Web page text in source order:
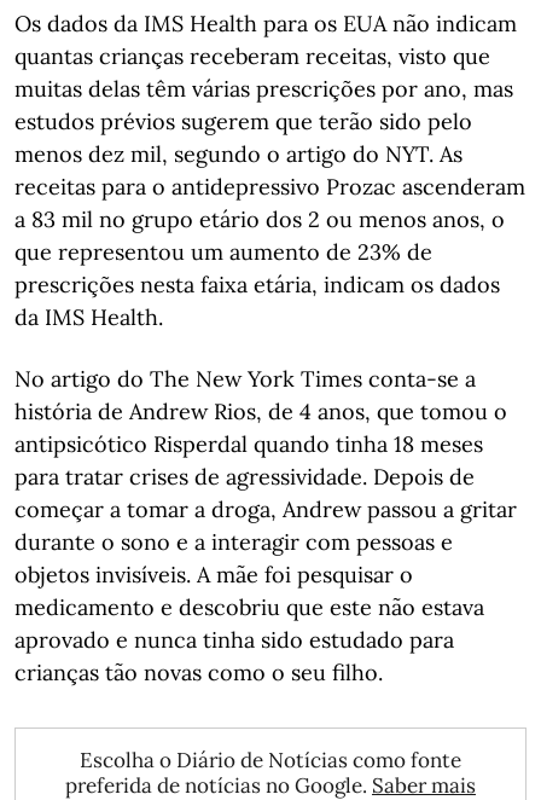
Os dados da IMS Health para os EUA não indicam
quantas crianças receberam receitas, visto que
muitas delas têm várias prescrições por ano, mas
estudos prévios sugerem que terão sido pelo
menos dez mil, segundo o artigo do NYT. As
receitas para o antidepressivo Prozac ascenderam
a 83 mil no grupo etário dos 2 ou menos anos, o
que representou um aumento de 23% de
prescrições nesta faixa etária, indicam os dados
da IMS Health.
No artigo do The New York Times conta-se a
história de Andrew Rios, de 4 anos, que tomou o
antipsicótico Risperdal quando tinha 18 meses
para tratar crises de agressividade. Depois de
começar a tomar a droga, Andrew passou a gritar
durante o sono e a interagir com pessoas e
objetos invisíveis. A mãe foi pesquisar o
medicamento e descobriu que este não estava
aprovado e nunca tinha sido estudado para
crianças tão novas como o seu filho.
Escolha o Diário de Notícias como fonte
preferida de notícias no Google. Saber mais